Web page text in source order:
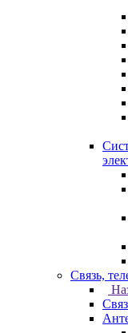
Связь,